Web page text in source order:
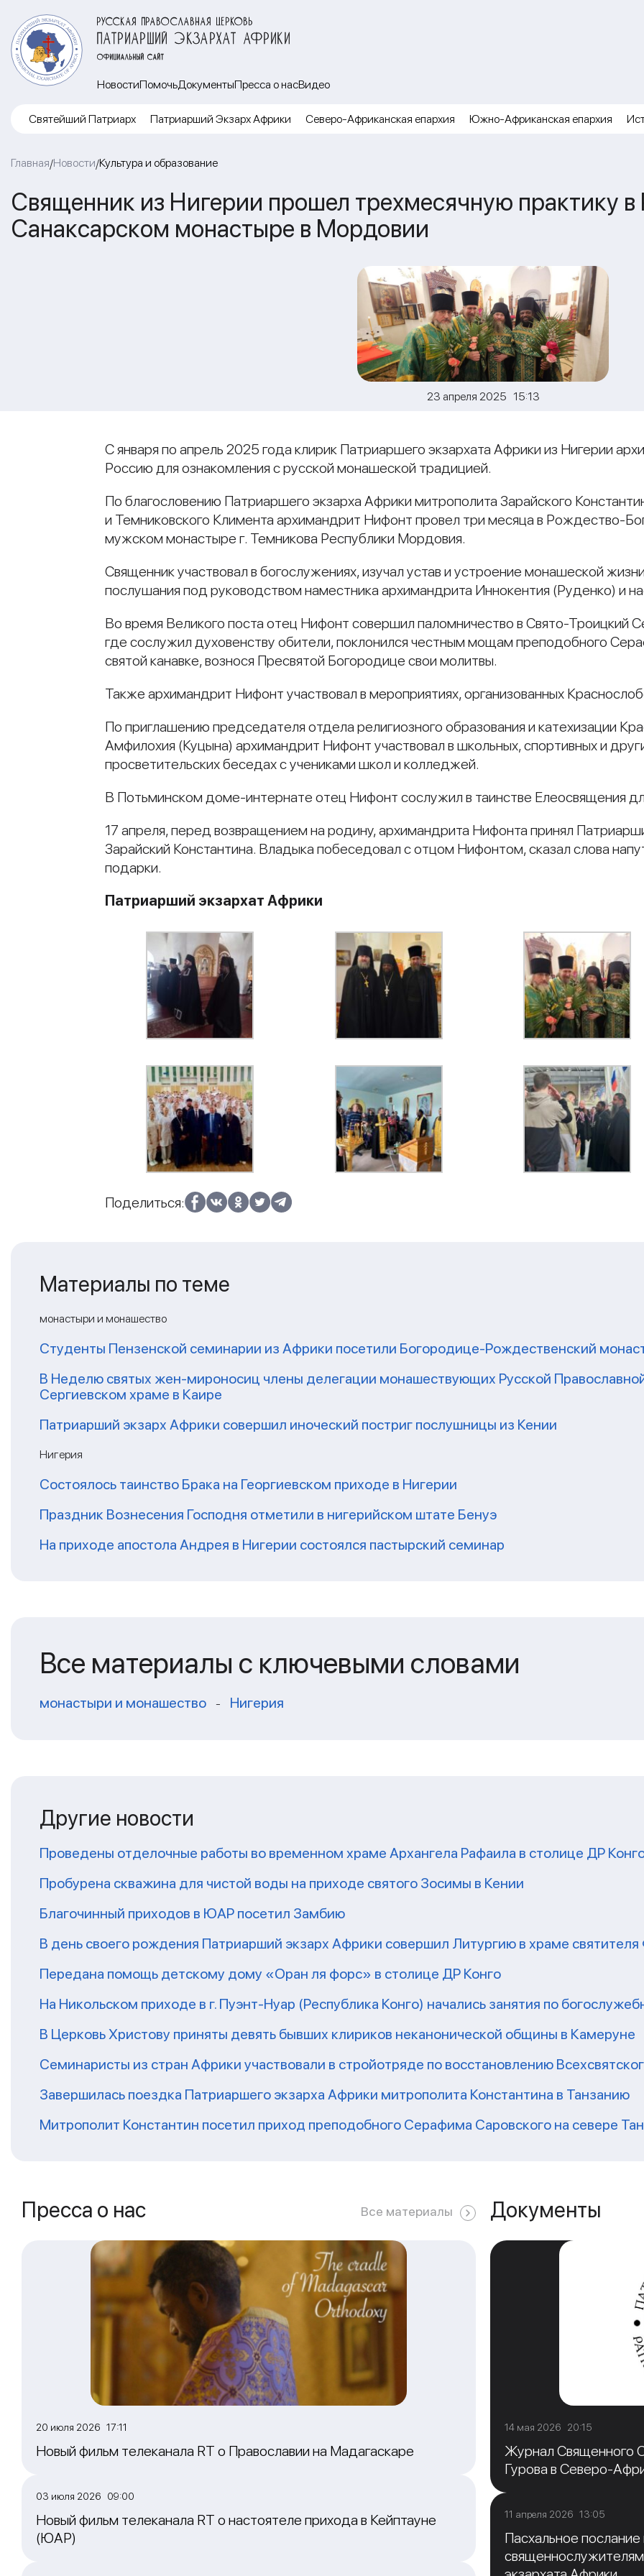
РУССКАЯ ПРАВОСЛАВНАЯ ЦЕРКОВЬ
ПАТРИАРШИЙ ЭКЗАРХАТ АФРИКИ
ОФИЦИАЛЬНЫЙ САЙТ
НовостиПомочьДокументыПресса о насВидео
Cвятейший Патриарх Патриарший Экзарх Африки Северо-Африканская епархия Южно-Африканская епархия
Главная/Новости/Культура и образование
Священник из Нигерии прошел трехмесячную практику
Санаксарском монастыре в Мордовии
23 апреля 2025 15:13
С января по апрель 2025 года клирик Патриаршего экзархата Африки из Нигерии
Россию для ознакомления с русской монашеской традицией.
По благословению Патриаршего экзарха Африки митрополита Зарайского
и Темниковского Климента архимандрит Нифонт провел три месяца в Рождество-
мужском монастыре г. Темникова Республики Мордовия.
Священник участвовал в богослужениях, изучал устав и устроение монашеской
послушания под руководством наместника архимандрита Иннокентия (Руденко) и
Во время Великого поста отец Нифонт совершил паломничество в Свято-Троицкий
где сослужил духовенству обители, поклонился честным мощам преподобного
святой канавке, вознося Пресвятой Богородице свои молитвы.
Также архимандрит Нифонт участвовал в мероприятиях, организованных
По приглашению председателя отдела религиозного образования и катехизации
Амфилохия (Куцына) архимандрит Нифонт участвовал в школьных, спортивных и
просветительских беседах с учениками школ и колледжей.
В Потьминском доме-интернате отец Нифонт сослужил в таинстве Елеосвящения
17 апреля, перед возвращением на родину, архимандрита Нифонта принял
Зарайский Константина. Владыка побеседовал с отцом Нифонтом, сказал слова
подарки.
Патриарший экзархат Африки
Поделиться:
Материалы по теме
монастыри и монашество
Студенты Пензенской семинарии из Африки посетили Богородице-Рождественский
В Неделю святых жен-мироносиц члены делегации монашествующих Русской
Сергиевском храме в Каире
Патриарший экзарх Африки совершил иноческий постриг послушницы из Кении
Нигерия
Состоялось таинство Брака на Георгиевском приходе в Нигерии
Праздник Вознесения Господня отметили в нигерийском штате Бенуэ
На приходе апостола Андрея в Нигерии состоялся пастырский семинар
Все материалы с ключевыми словами
монастыри и монашество - Нигерия
Другие новости
Проведены отделочные работы во временном храме Архангела Рафаила в столице ДР
Пробурена скважина для чистой воды на приходе святого Зосимы в Кении
Благочинный приходов в ЮАР посетил Замбию
В день своего рождения Патриарший экзарх Африки совершил Литургию в храме
Передана помощь детскому дому «Оран ля форс» в столице ДР Конго
На Никольском приходе в г. Пуэнт-Нуар (Республика Конго) начались занятия по
В Церковь Христову приняты девять бывших клириков неканонической общины в Камеруне
Семинаристы из стран Африки участвовали в стройотряде по восстановлению
Завершилась поездка Патриаршего экзарха Африки митрополита Константина в Танзанию
Митрополит Константин посетил приход преподобного Серафима Саровского на севере
Пресса о нас Все материалы
20 июля 2026 17:11
Новый фильм телеканала RT о Православии на Мадагаскаре
03 июля 2026 09:00
Новый фильм телеканала RT о настоятеле прихода в Кейптауне
(ЮАР)
Документы
14 мая 2026 20:15
Журнал Священного
Гурова в Северо-
11 апреля 2026 13:05
Пасхальное